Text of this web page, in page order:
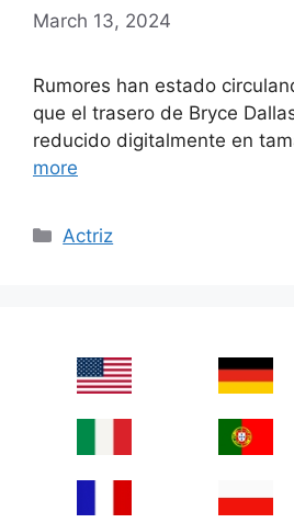
March 13, 2024
Rumores han estado
que el trasero de Bryce
reducido digitalmente en
more
Categories
Actriz